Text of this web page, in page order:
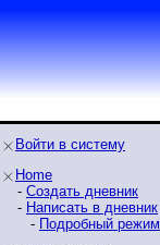
Войти в систему
Home
- Создать дневник
- Написать в дневник
- Подробный режим